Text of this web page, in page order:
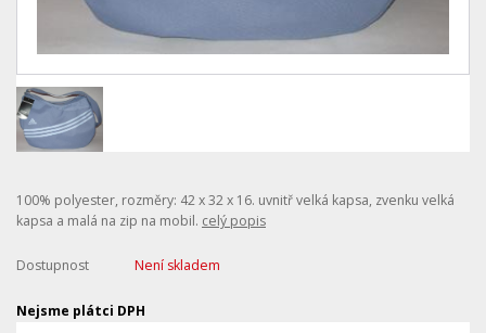
100% polyester, rozměry: 42 x 32 x 16. uvnitř velká kapsa, zvenku velká
kapsa a malá na zip na mobil. celý popis
Dostupnost Není skladem
Nejsme plátci DPH